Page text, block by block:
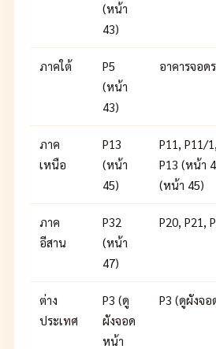
(หน้า
43)
ภาคใต้
P5
(หน้า
43)
อาคารจอด
ภาค
เหนือ
P13
(หน้า
45)
P11, P11/
P13 (หน้า
(หน้า 45)
ภาค
อีสาน
P32
(หน้า
47)
P20, P21,
ต่าง
ประเทศ
P3 (ดู
ผังจอด
หน้า
P3 (ดูผังจ